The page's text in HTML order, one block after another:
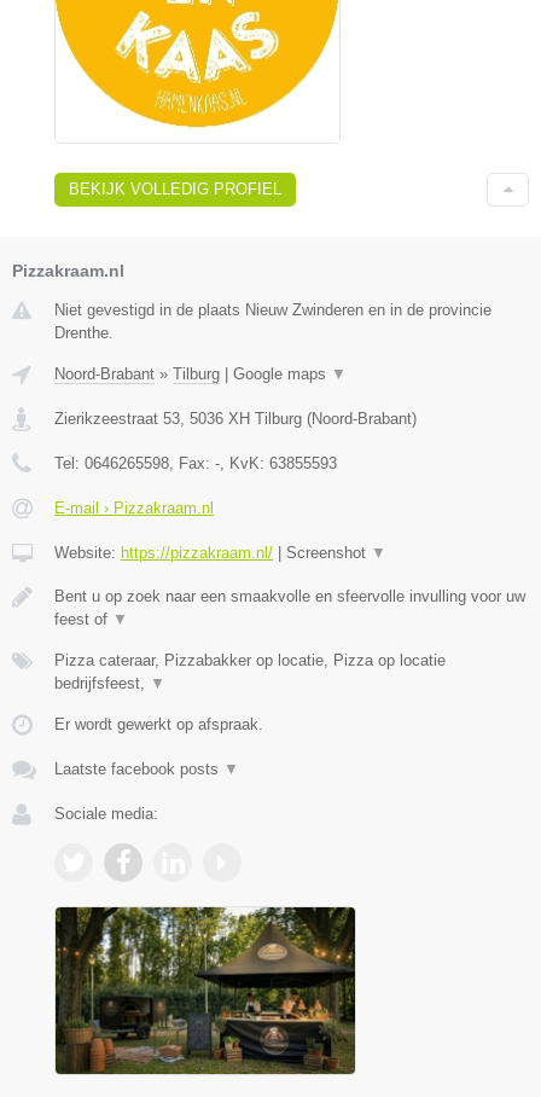
BEKIJK VOLLEDIG PROFIEL
Pizzakraam.nl
Niet gevestigd in de plaats Nieuw Zwinderen en in de provincie
Drenthe.
Noord-Brabant » Tilburg Google maps ▼
Zierikzeestraat 53, 5036 XH Tilburg (Noord-Brabant)
Tel: 0646265598, Fax: -, KvK: 63855593
E-mail › Pizzakraam.nl
Website: https://pizzakraam.nl/ Screenshot ▼
Bent u op zoek naar een smaakvolle en sfeervolle invulling voor uw
feest of ▼
Pizza cateraar, Pizzabakker op locatie, Pizza op locatie
bedrijfsfeest, ▼
Er wordt gewerkt op afspraak.
Laatste facebook posts ▼
Sociale media: